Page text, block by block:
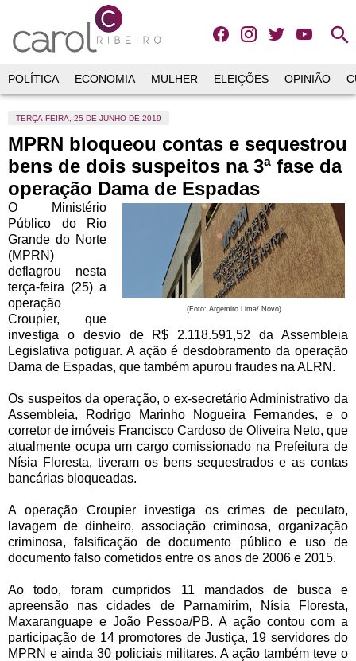
search
POLÍTICA ECONOMIA MULHER ELEIÇÕES OPINIÃO
TERÇA-FEIRA, 25 DE JUNHO DE 2019
MPRN bloqueou contas e sequestrou
bens de dois suspeitos na 3ª fase da
operação Dama de Espadas
(Foto: Argemiro Lima/ Novo)
O Ministério
Público do Rio
Grande do Norte
(MPRN)
deflagrou nesta
terça-feira (25) a
operação
Croupier, que
investiga o desvio de R$ 2.118.591,52 da Assembleia
Legislativa potiguar. A ação é desdobramento da operação
Dama de Espadas, que também apurou fraudes na ALRN.
Os suspeitos da operação, o ex-secretário Administrativo da
Assembleia, Rodrigo Marinho Nogueira Fernandes, e o
corretor de imóveis Francisco Cardoso de Oliveira Neto, que
atualmente ocupa um cargo comissionado na Prefeitura de
Nísia Floresta, tiveram os bens sequestrados e as contas
bancárias bloqueadas.
A operação Croupier investiga os crimes de peculato,
lavagem de dinheiro, associação criminosa, organização
criminosa, falsificação de documento público e uso de
documento falso cometidos entre os anos de 2006 e 2015.
Ao todo, foram cumpridos 11 mandados de busca e
apreensão nas cidades de Parnamirim, Nísia Floresta,
Maxaranguape e João Pessoa/PB. A ação contou com a
participação de 14 promotores de Justiça, 19 servidores do
MPRN e ainda 30 policiais militares. A ação também teve o